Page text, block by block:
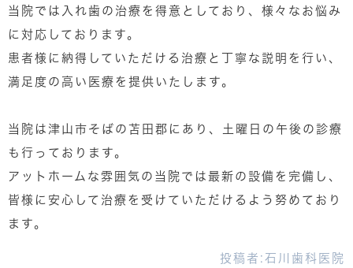
当院では入れ歯の治療を得意としており、様々なお悩み
に対応しております。
患者様に納得していただける治療と丁寧な説明を行い、
満足度の高い医療を提供いたします。
当院は津山市そばの苫田郡にあり、土曜日の午後の診療
も行っております。
アットホームな雰囲気の当院では最新の設備を完備し、
皆様に安心して治療を受けていただけるよう努めており
ます。
投稿者: 石川歯科医院